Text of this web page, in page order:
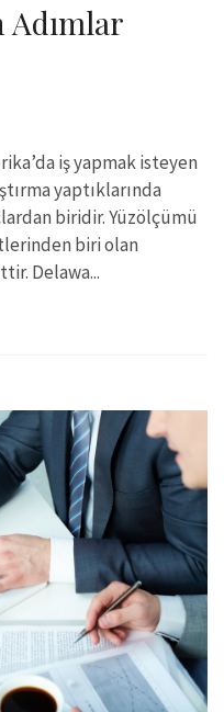
Adımlar
iş yapmak isteyen
yaptıklarında
biridir. Yüzölçümü
biri olan
Delawa...